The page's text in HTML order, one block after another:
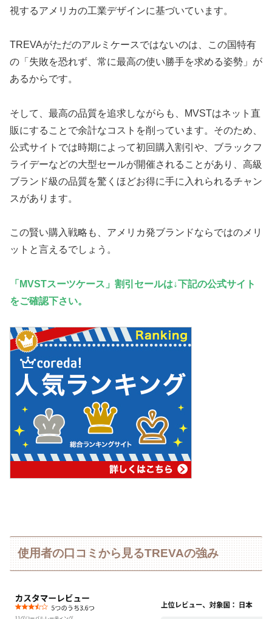
視するアメリカの工業デザインに基づいています。
TREVAがただのアルミケースではないのは、この国特有
の「失敗を恐れず、常に最高の使い勝手を求める姿勢」が
あるからです。
そして、最高の品質を追求しながらも、MVSTはネット直
販にすることで余計なコストを削っています。そのため、
公式サイトでは時期によって初回購入割引や、ブラックフ
ライデーなどの大型セールが開催されることがあり、高級
ブランド級の品質を驚くほどお得に手に入れられるチャン
スがあります。
この賢い購入戦略も、アメリカ発ブランドならではのメリ
ットと言えるでしょう。
「MVSTスーツケース」割引セールは↓下記の公式サイト
をご確認下さい。
使用者の口コミから見るTREVAの強み